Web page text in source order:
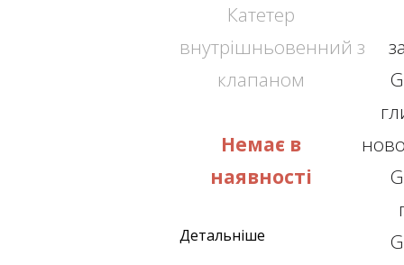
Катетер
внутрішньовенний з
клапаном
Немає в
наявності
Детальніше